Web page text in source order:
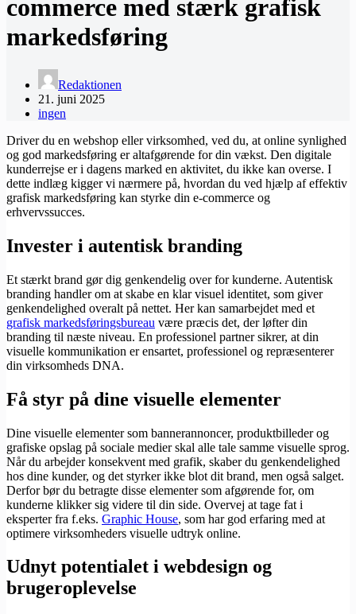
commerce med stærk grafisk
markedsføring
Redaktionen
21. juni 2025
ingen
Driver du en webshop eller virksomhed, ved du, at online synlighed
og god markedsføring er altafgørende for din vækst. Den digitale
kunderrejse er i dagens marked en aktivitet, du ikke kan overse. I
dette indlæg kigger vi nærmere på, hvordan du ved hjælp af effektiv
grafisk markedsføring kan styrke din e-commerce og
erhvervssucces.
Invester i autentisk branding
Et stærkt brand gør dig genkendelig over for kunderne. Autentisk
branding handler om at skabe en klar visuel identitet, som giver
genkendelighed overalt på nettet. Her kan samarbejdet med et
grafisk markedsføringsbureau være præcis det, der løfter din
branding til næste niveau. En professionel partner sikrer, at din
visuelle kommunikation er ensartet, professionel og repræsenterer
din virksomheds DNA.
Få styr på dine visuelle elementer
Dine visuelle elementer som bannerannoncer, produktbilleder og
grafiske opslag på sociale medier skal alle tale samme visuelle sprog.
Når du arbejder konsekvent med grafik, skaber du genkendelighed
hos dine kunder, og det styrker ikke blot dit brand, men også salget.
Derfor bør du betragte disse elementer som afgørende for, om
kunderne klikker sig videre til din side. Overvej at tage fat i
eksperter fra f.eks. Graphic House, som har god erfaring med at
optimere virksomheders visuelle udtryk online.
Udnyt potentialet i webdesign og
brugeroplevelse